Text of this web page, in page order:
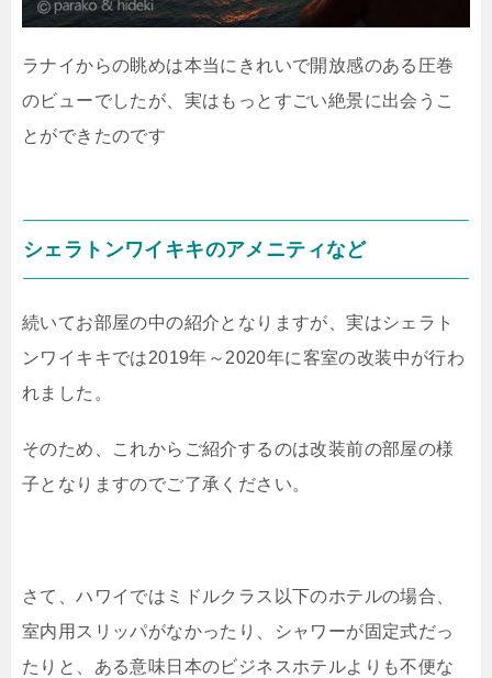
ラナイからの眺めは本当にきれいで開放感のある圧巻
のビューでしたが、実はもっとすごい絶景に出会うこ
とができたのです
シェラトンワイキキのアメニティなど
続いてお部屋の中の紹介となりますが、実はシェラト
ンワイキキでは2019年～2020年に客室の改装中が行わ
れました。
そのため、これからご紹介するのは改装前の部屋の様
子となりますのでご了承ください。
さて、ハワイではミドルクラス以下のホテルの場合、
室内用スリッパがなかったり、シャワーが固定式だっ
たりと、ある意味日本のビジネスホテルよりも不便な